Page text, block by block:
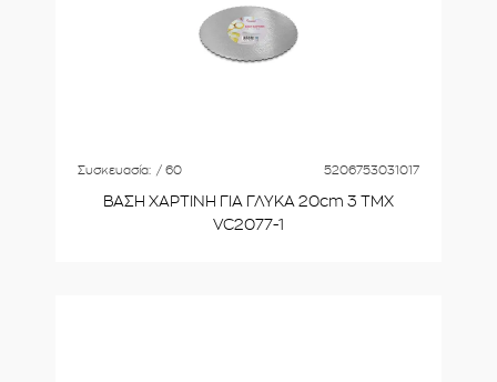
Συσκευασία: / 60 5206753031017
ΒΑΣΗ ΧΑΡΤΙΝΗ ΓΙΑ ΓΛΥΚΑ 20cm 3 ΤΜΧ
VC2077-1